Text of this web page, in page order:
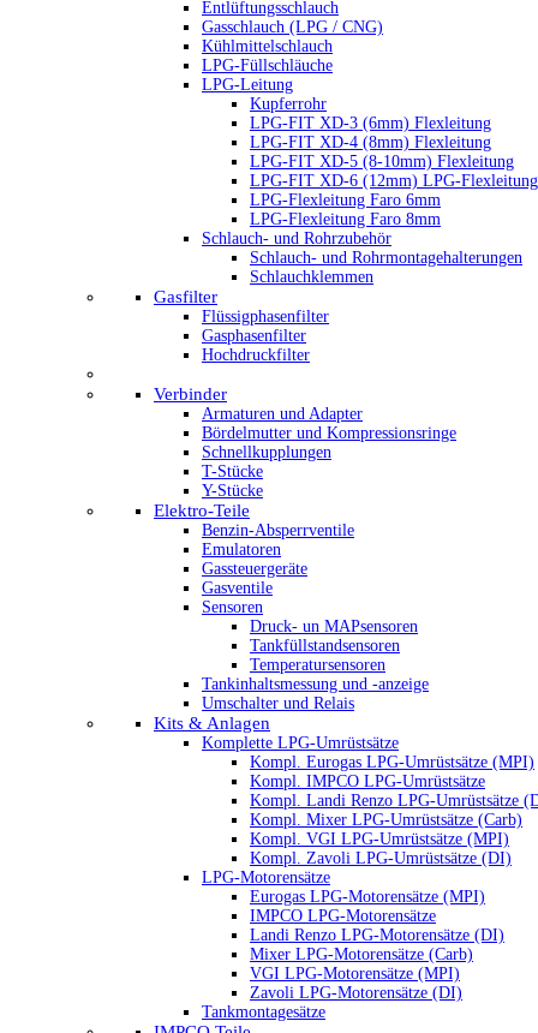
Entlüftungsschlauch
Gasschlauch (LPG / CNG)
Kühlmittelschlauch
LPG-Füllschläuche
LPG-Leitung
Kupferrohr
LPG-FIT XD-3 (6mm) Flexleitung
LPG-FIT XD-4 (8mm) Flexleitung
LPG-FIT XD-5 (8-10mm) Flexleitung
LPG-FIT XD-6 (12mm) LPG-Flexleitung
LPG-Flexleitung Faro 6mm
LPG-Flexleitung Faro 8mm
Schlauch- und Rohrzubehör
Schlauch- und Rohrmontagehalterungen
Schlauchklemmen
Gasfilter
Flüssigphasenfilter
Gasphasenfilter
Hochdruckfilter
Verbinder
Armaturen und Adapter
Bördelmutter und Kompressionsringe
Schnellkupplungen
T-Stücke
Y-Stücke
Elektro-Teile
Benzin-Absperrventile
Emulatoren
Gassteuergeräte
Gasventile
Sensoren
Druck- un MAPsensoren
Tankfüllstandsensoren
Temperatursensoren
Tankinhaltsmessung und -anzeige
Umschalter und Relais
Kits & Anlagen
Komplette LPG-Umrüstsätze
Kompl. Eurogas LPG-Umrüstsätze (MPI)
Kompl. IMPCO LPG-Umrüstsätze
Kompl. Landi Renzo LPG-Umrüstsätze
Kompl. Mixer LPG-Umrüstsätze (Carb)
Kompl. VGI LPG-Umrüstsätze (MPI)
Kompl. Zavoli LPG-Umrüstsätze (DI)
LPG-Motorensätze
Eurogas LPG-Motorensätze (MPI)
IMPCO LPG-Motorensätze
Landi Renzo LPG-Motorensätze (DI)
Mixer LPG-Motorensätze (Carb)
VGI LPG-Motorensätze (MPI)
Zavoli LPG-Motorensätze (DI)
Tankmontagesätze